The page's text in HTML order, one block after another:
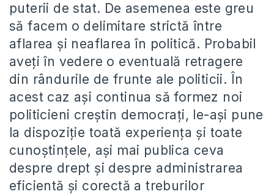
puterii de stat. De asemenea este greu
să facem o delimitare strictă între
aflarea şi neaflarea în politică. Probabil
aveţi în vedere o eventuală retragere
din rândurile de frunte ale politicii. În
acest caz aşi continua să formez noi
politicieni creştin democraţi, le-aşi pune
la dispoziţie toată experienţa şi toate
cunoştinţele, aşi mai publica ceva
despre drept şi despre administrarea
eficientă şi corectă a treburilor